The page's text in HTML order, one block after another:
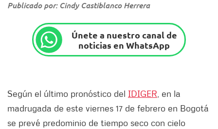
Publicado por: Cindy Castiblanco Herrera
Únete a nuestro canal de
noticias en WhatsApp
Según el último pronóstico del IDIGER , en la
madrugada de este viernes 17 de febrero en Bogotá
se prevé predominio de tiempo seco con cielo